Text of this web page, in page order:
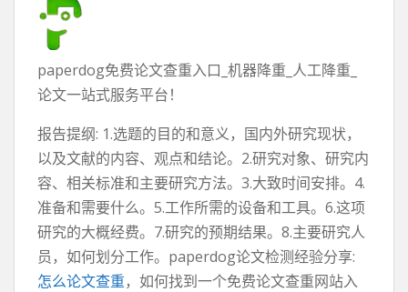
paperdog免费论文查重入口_机器降重_人工降重_
论文一站式服务平台！
报告提纲: 1.选题的目的和意义，国内外研究现状，
以及文献的内容、观点和结论。2.研究对象、研究内
容、相关标准和主要研究方法。3.大致时间安排。4.
准备和需要什么。5.工作所需的设备和工具。6.这项
研究的大概经费。7.研究的预期结果。8.主要研究人
员，如何划分工作。paperdog论文检测经验分享:
怎么论文查重，如何找到一个免费论文查重网站入